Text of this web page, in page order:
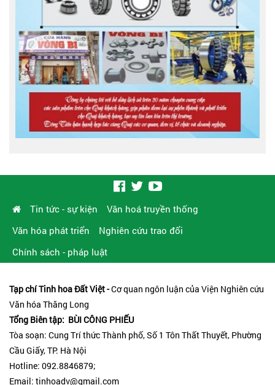
Tin tức - sự kiện
Văn hoá truyền thống
Văn hóa phát triển
Nghiên cứu trao đổi
Chính sách - pháp luật
Tạp chí Tinh hoa Đất Việt -Cơ quan ngôn luận của Viện Nghiên cứu
Văn hóa Thăng Long
Tổng Biên tập: BÙI CÔNG PHIẾU
Tòa soạn: Cung Trí thức Thành phố, Số 1 Tôn Thất Thuyết, Phường
Cầu Giấy, TP. Hà Nội
Hotline: 092.8846879;
Email: tinhoadv@gmail.com